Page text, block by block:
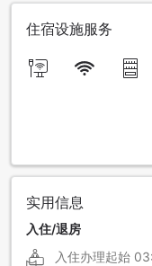
住宿设施服务
实用信息
入住/退房
入住办理起始